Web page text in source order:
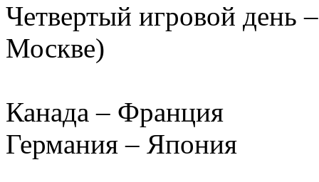
Четвертый игровой день
Москве)
Канада – Франция
Германия – Япония